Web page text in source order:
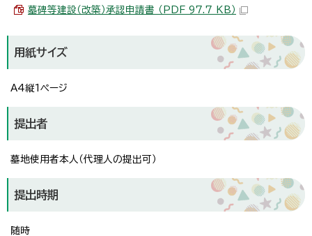
墓碑等建設（改築）承認申請書 （PDF 97.7 KB）
用紙サイズ
A4縦1ページ
提出者
墓地使用者本人（代理人の提出可）
提出時期
随時